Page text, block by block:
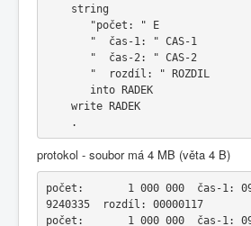
string
"počet: " E
"  čas-1: " CAS-1
"  čas-2: " CAS-2
"  rozdíl: " ROZDIL
into RADEK
write RADEK
.
protokol - soubor má 4 MB (věta 4 B)
počet:       1 000 000  čas-1:
9240335  rozdíl: 00000117
počet:       1 000 000  čas-1: